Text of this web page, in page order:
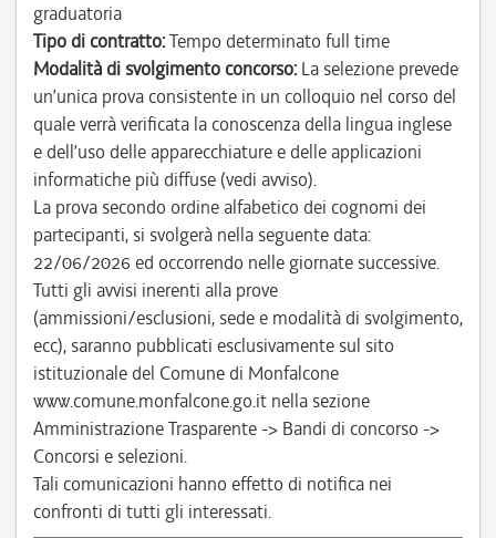
graduatoria
Tipo di contratto:Tempo determinato full time
Modalità di svolgimento concorso: La selezione prevede
un’unica prova consistente in un colloquio nel corso del
quale verrà verificata la conoscenza della lingua inglese
e dell’uso delle apparecchiature e delle applicazioni
informatiche più diffuse (vedi avviso).
La prova secondo ordine alfabetico dei cognomi dei
partecipanti, si svolgerà nella seguente data:
22/06/2026 ed occorrendo nelle giornate successive.
Tutti gli avvisi inerenti alla prove
(ammissioni/esclusioni, sede e modalità di svolgimento,
ecc), saranno pubblicati esclusivamente sul sito
istituzionale del Comune di Monfalcone
www.comune.monfalcone.go.it nella sezione
Amministrazione Trasparente -> Bandi di concorso ->
Concorsi e selezioni.
Tali comunicazioni hanno effetto di notifica nei
confronti di tutti gli interessati.